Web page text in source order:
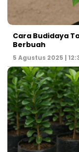
Cara Budidaya
Berbuah
5 Agustus 2025 |